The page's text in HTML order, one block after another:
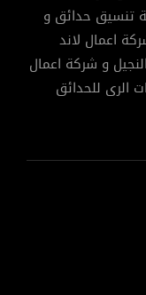
تنسيق حدائق و
اعمال لاند
و شركة اعمال
الرى للحدائق